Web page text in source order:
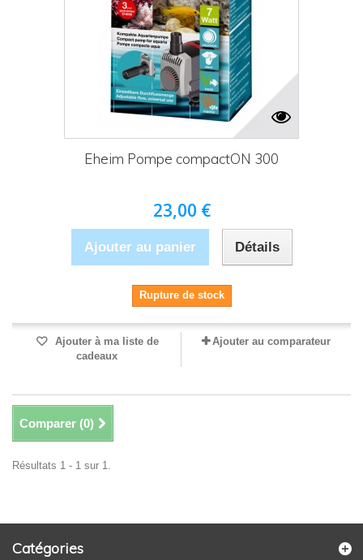
Eheim Pompe compactON 300
23,00 €
Ajouter au panier Détails
Rupture de stock
Ajouter à ma liste de
cadeaux
Ajouter au comparateur
Comparer (0)
Résultats 1 - 1 sur 1.
Catégories